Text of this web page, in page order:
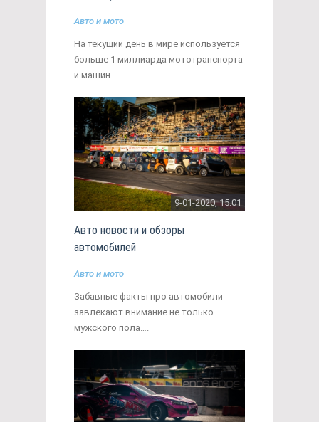
Авто и мото
На текущий день в мире используется
больше 1 миллиарда мототранспорта
и машин….
9-01-2020, 15:01
Авто новости и обзоры
автомобилей
Авто и мото
Забавные факты про автомобили
завлекают внимание не только
мужского пола….